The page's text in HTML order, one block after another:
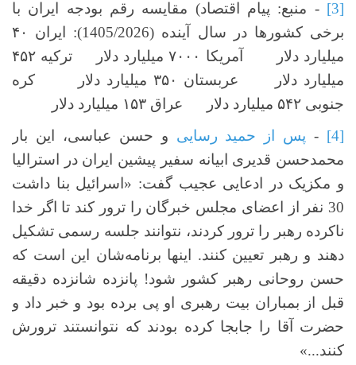
[3]
- منبع: پیام اقتصاد) مقایسه رقم بودجه ایران با
برخی کشورها در سال آینده (1405/2026): ایران ۴۰
میلیارد دلار آمریکا ۷۰۰۰ میلیارد دلار ترکیه ۴۵۲
میلیارد دلار عربستان ۳۵۰ میلیارد دلار کره
جنوبی ۵۴۲ میلیارد دلار عراق ۱۵۳ میلیارد دلار
[4]
- پس از حمید رسایی و حسن عباسی، این بار
محمدحسن قدیری ابیانه سفیر پیشین ایران در استرالیا
و مکزیک در ادعایی عجیب گفت: «اسرائیل بنا داشت
30 نفر از اعضای مجلس خبرگان را ترور کند تا اگر خدا
ناکرده رهبر را ترور کردند، نتوانند جلسه رسمی تشکیل
دهند و رهبر تعیین کنند. اینها برنامه‌شان این است که
حسن روحانی رهبر کشور شود! پانزده شانزده دقیقه
قبل از بمباران بیت رهبری او پی برده بود و خبر داد و
حضرت آقا را جابجا کرده بودند که نتوانستند ترورش
کنند...»